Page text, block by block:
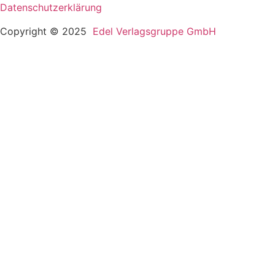
Datenschutzerklärung
Copyright © 2025 Edel Verlagsgruppe GmbH